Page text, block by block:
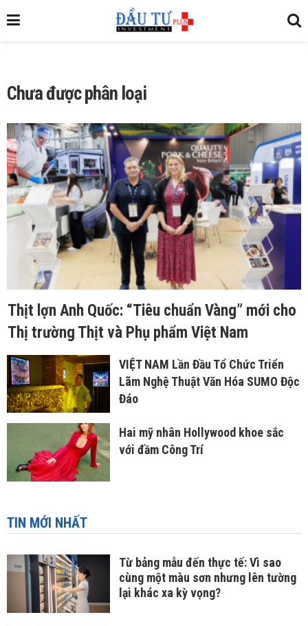
Chưa được phân loại
Thịt lợn Anh Quốc: “Tiêu chuẩn Vàng” mới cho
Thị trường Thịt và Phụ phẩm Việt Nam
VIỆT NAM Lần Đầu Tổ Chức Triển
Lãm Nghệ Thuật Văn Hóa SUMO Độc
Đáo
Hai mỹ nhân Hollywood khoe sắc
với đầm Công Trí
TIN MỚI NHẤT
Từ bảng mẫu đến thực tế: Vì sao
cùng một màu sơn nhưng lên tường
lại khác xa kỳ vọng?